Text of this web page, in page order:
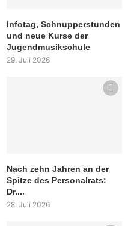
Infotag, Schnupperstunden
und neue Kurse der
Jugendmusikschule
29. Juli 2026
Nach zehn Jahren an der
Spitze des Personalrats:
Dr....
28. Juli 2026